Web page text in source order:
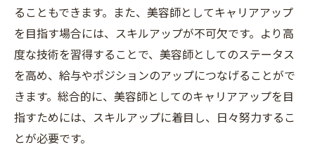
ることもできます。また、美容師としてキャリアアップ
を目指す場合には、スキルアップが不可欠です。より高
度な技術を習得することで、美容師としてのステータス
を高め、給与やポジションのアップにつなげることがで
きます。総合的に、美容師としてのキャリアアップを目
指すためには、スキルアップに着目し、日々努力するこ
とが必要です。